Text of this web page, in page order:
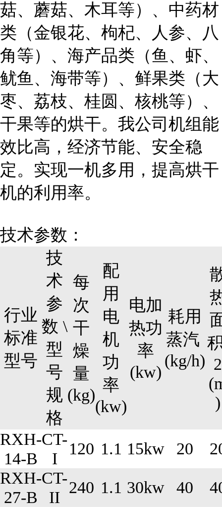
菇、蘑菇、木耳等）、中药材
类（金银花、枸杞、人参、八
角等）、海产品类（鱼、虾、
鱿鱼、海带等）、鲜果类（大
枣、荔枝、桂圆、核桃等）、
干果等的烘干。我公司机组能
效比高，经济节能、安全稳
定。实现一机多用，提高烘干
机的利用率。
技术参数：
行业
标准
型号
技
术
参
数 \
型
号
规
格
每
次
干
燥
量
(kg)
配
用
电
机
功
率
(kw)
电加
热功
率
(kw)
耗用
蒸汽
(kg/h) 2
)
RXH-
14-B
CT-
I
120 1.1 15kw 20
RXH-
27-B
CT-
II
240 1.1 30kw 40